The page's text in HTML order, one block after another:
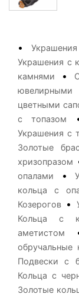
•
Украшения с
камнями
•
цветными
с топазом
Украшения с
Золотые
хризопразом
опалами
•
кольца с
Козерогов •
Кольца с
аметистом
обручальные
Подвески с
Кольца с
Золотые